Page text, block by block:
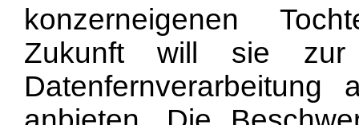
konzerneigenen
Zukunft will sie zur